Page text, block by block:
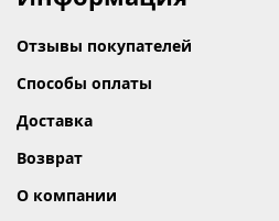
Отзывы покупателей
Способы оплаты
Доставка
Возврат
О компании